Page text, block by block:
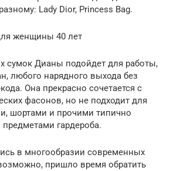
Lady Dior, Princess Bag.
женщины 40 лет
сумок Дианы подойдет для работы,
любого нарядного выхода без
Она прекрасно сочетается с
фасонов, но не подходит для
шортами и прочими типично
гардероба.
в многообразии современных
пришло время обратить